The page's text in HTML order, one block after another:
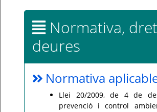
Normativa,
deures
Normativa
Llei 20/2009, de 4 de
prevenció i control